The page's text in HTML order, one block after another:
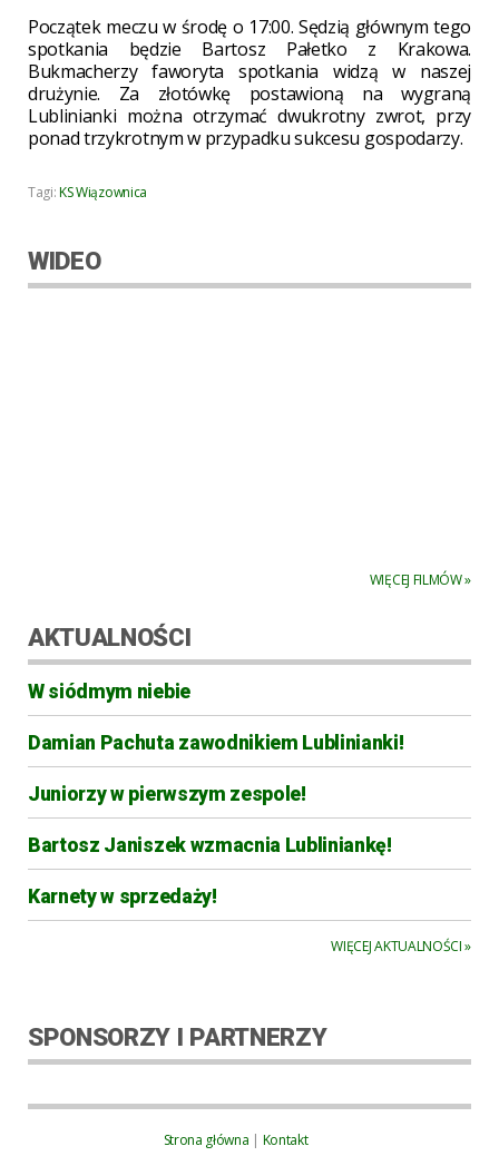
Początek meczu w środę o 17:00. Sędzią głównym tego
spotkania będzie Bartosz Pałetko z Krakowa.
Bukmacherzy faworyta spotkania widzą w naszej
drużynie. Za złotówkę postawioną na wygraną
Lublinianki można otrzymać dwukrotny zwrot, przy
ponad trzykrotnym w przypadku sukcesu gospodarzy.
Tagi:KS Wiązownica
WIDEO
WIĘCEJ FILMÓW »
AKTUALNOŚCI
W siódmym niebie
Damian Pachuta zawodnikiem Lublinianki!
Juniorzy w pierwszym zespole!
Bartosz Janiszek wzmacnia Lubliniankę!
Karnety w sprzedaży!
WIĘCEJ AKTUALNOŚCI »
SPONSORZY I PARTNERZY
Strona główna | Kontakt